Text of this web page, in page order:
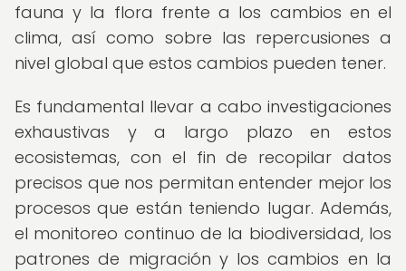
fauna y la flora frente a los cambios en el
clima, así como sobre las repercusiones a
nivel global que estos cambios pueden tener.
Es fundamental llevar a cabo investigaciones
exhaustivas y a largo plazo en estos
ecosistemas, con el fin de recopilar datos
precisos que nos permitan entender mejor los
procesos que están teniendo lugar. Además,
el monitoreo continuo de la biodiversidad, los
patrones de migración y los cambios en la